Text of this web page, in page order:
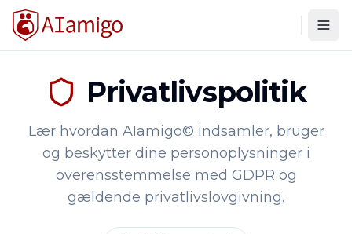
Privatlivspolitik
Lær hvordan AIamigo© indsamler, bruger
og beskytter dine personoplysninger i
overensstemmelse med GDPR og
gældende privatlivslovgivning.